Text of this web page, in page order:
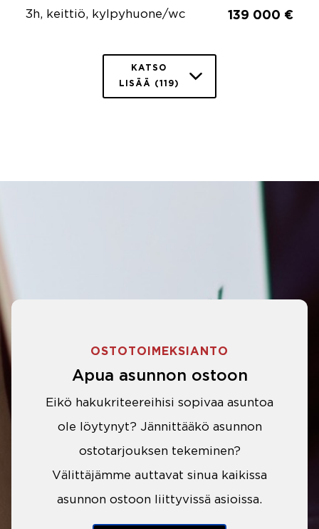
3h, keittiö, kylpyhuone/wc 139 000 €
KATSO
LISÄÄ (119)
OSTOTOIMEKSIANTO
Apua asunnon ostoon
Eikö hakukriteereihisi sopivaa asuntoa
ole löytynyt? Jännittääkö asunnon
ostotarjouksen tekeminen?
Välittäjämme auttavat sinua kaikissa
asunnon ostoon liittyvissä asioissa.